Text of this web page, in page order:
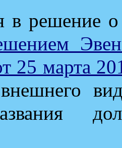
в решение
25 марта